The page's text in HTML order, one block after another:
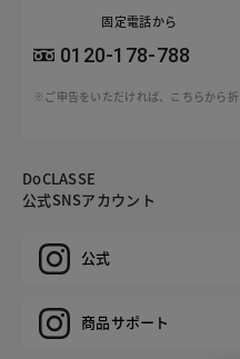
固定電話から
0120-178-788
※ご申告をいただければ、こちらから
DoCLASSE
公式SNSアカウント
公式
商品サポート